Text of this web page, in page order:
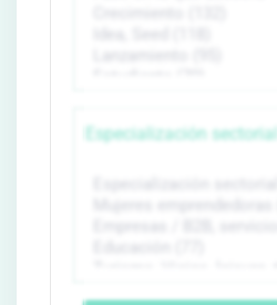
Especialización sectorial